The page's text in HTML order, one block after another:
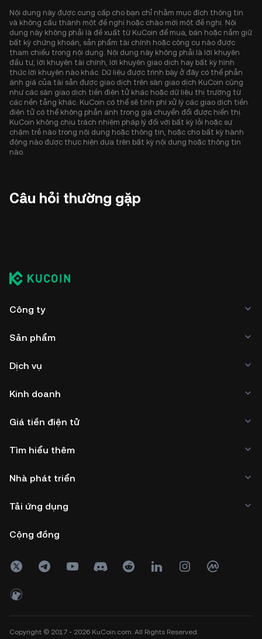
Nội dung này được cung cấp cho bạn chỉ nhằm mục đích thông tin
và không cấu thành một đề nghị hoặc chào mời một đề nghị. Nội
dung này không phải là đề xuất từ KuCoin để mua, bán hoặc nắm giữ
bất kỳ chứng khoán, sản phẩm tài chính hoặc công cụ nào được
tham chiếu trong nội dung. Nội dung này không phải là lời khuyên
đầu tư, lời khuyên tài chính, lời khuyên giao dịch hay bất kỳ hình
thức lời khuyên nào khác. Dữ liệu được trình bày ở đây có thể phản
ánh giá của tài sản được giao dịch trên sàn giao dịch KuCoin cũng
như các sàn giao dịch tiền điện tử khác hoặc dữ liệu thị trường từ
các nền tảng khác. KuCoin có thể sẽ tính phí xử lý các giao dịch tiền
điện tử có thể không phản ánh trong giá chuyển đổi được hiển thị.
KuCoin không chịu trách nhiệm pháp lý đối với bất kỳ lỗi hoặc sự
chậm trễ nào trong nội dung hoặc thông tin, hoặc cho bất kỳ hành
động nào được thực hiện dựa trên bất kỳ nội dung hoặc thông tin
nào.
Câu hỏi thường gặp
Công ty
Sản phẩm
Dịch vụ
Kinh doanh
Giá tiền điện tử
Tìm hiểu thêm
Nhà phát triển
Tải ứng dụng
Cộng đồng
Copyright © 2017 - 2026 KuCoin.com. All Rights Reserved.